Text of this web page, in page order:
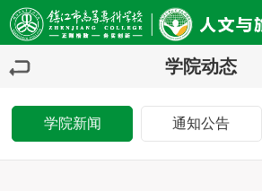
学院动态
学院新闻 通知公告